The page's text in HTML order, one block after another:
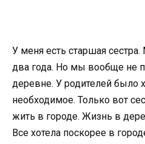
У меня есть старшая
два года. Но мы вообще не
деревне. У родителей было
необходимое. Только вот
жить в городе. Жизнь в
Все хотела поскорее в